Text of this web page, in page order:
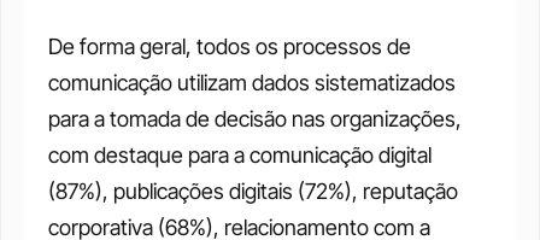
De forma geral, todos os processos de
comunicação utilizam dados sistematizados
para a tomada de decisão nas organizações,
com destaque para a comunicação digital
(87%), publicações digitais (72%), reputação
corporativa (68%), relacionamento com a